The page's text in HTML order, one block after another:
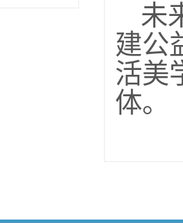
未
建公
活美
体。